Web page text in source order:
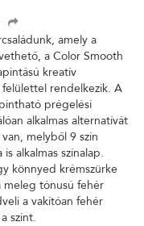
amely a
a Color Smooth
kreatív
rendelkezik. A
prégelési
alkalmas alternatívát
melyből 9 szín
alkalmas színalap.
könnyed krémszürke
meleg tónusú fehér
a vakítóan fehér
színt.